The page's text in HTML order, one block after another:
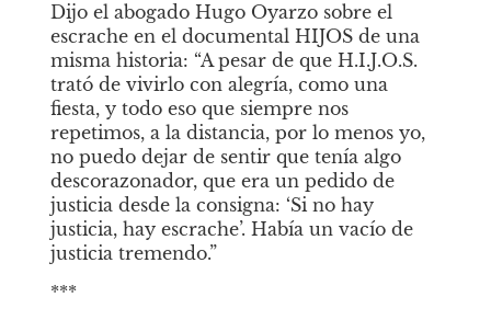
Dijo el abogado Hugo Oyarzo sobre el
escrache en el documental HIJOS de una
misma historia: “A pesar de que H.I.J.O.S.
trató de vivirlo con alegría, como una
fiesta, y todo eso que siempre nos
repetimos, a la distancia, por lo menos yo,
no puedo dejar de sentir que tenía algo
descorazonador, que era un pedido de
justicia desde la consigna: ‘Si no hay
justicia, hay escrache’. Había un vacío de
justicia tremendo.”
***